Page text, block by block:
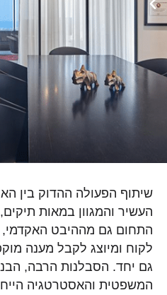
שיתוף הפעולה ההדוק בין
העשיר והמגוון במאות
התחום גם מההיבט
לקוח ומיוצג לקבל מענה
גם יחד. הסבלנות הרבה,
המשפטית והאסטרטגיה